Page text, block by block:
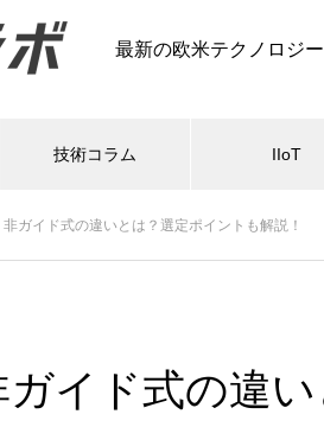
最新の欧米テクノロジ
技術コラム IIoT
ガイド式の違いとは？選定ポイントも解説！
イド式の違